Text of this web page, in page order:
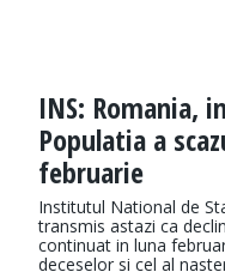
INS: Romania,
Populatia a
februarie
Institutul National de
transmis astazi ca
continuat in luna
deceselor si cel al